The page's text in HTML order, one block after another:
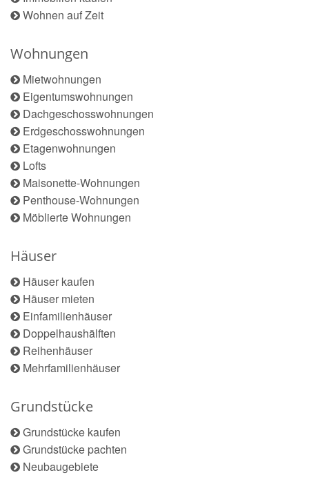
Wohnen auf Zeit
Wohnungen
Mietwohnungen
Eigentumswohnungen
Dachgeschosswohnungen
Erdgeschosswohnungen
Etagenwohnungen
Lofts
Maisonette-Wohnungen
Penthouse-Wohnungen
Möblierte Wohnungen
Häuser
Häuser kaufen
Häuser mieten
Einfamilienhäuser
Doppelhaushälften
Reihenhäuser
Mehrfamilienhäuser
Grundstücke
Grundstücke kaufen
Grundstücke pachten
Neubaugebiete